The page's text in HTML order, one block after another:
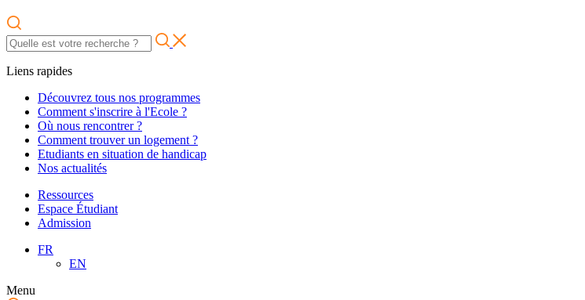
Liens rapides
Découvrez tous nos programmes
Comment s'inscrire à l'Ecole ?
Où nous rencontrer ?
Comment trouver un logement ?
Etudiants en situation de handicap
Nos actualités
Ressources
Espace Étudiant
Admission
FR
EN
Menu